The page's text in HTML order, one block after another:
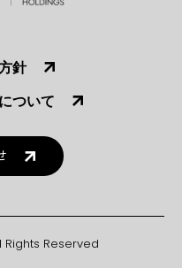
針
ついて
Rights Reserved